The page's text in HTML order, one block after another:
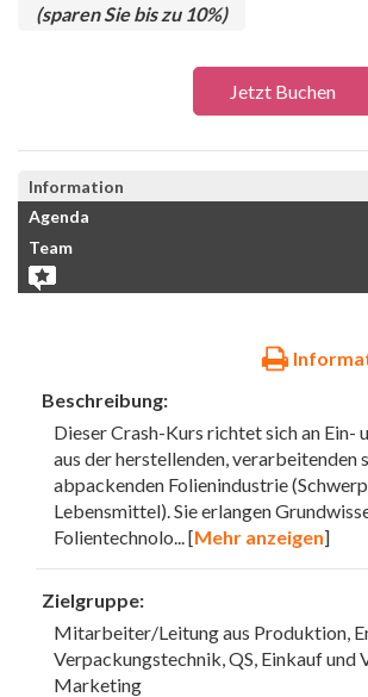
(sparen Sie bis zu 10%)
Jetzt Buchen
Information
Agenda
Team
Beschreibung:
Dieser Crash-Kurs richtet sich an Ein-
aus der herstellenden, verarbeitenden
abpackenden Folienindustrie
Lebensmittel). Sie erlangen
Folientechnolo ... [Mehr anzeigen]
Zielgruppe:
Mitarbeiter/Leitung aus Produktion,
Verpackungstechnik, QS, Einkauf und
Marketing